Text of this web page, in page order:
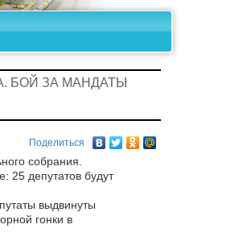
БОЙ ЗА МАНДАТЫ
Поделиться
собрания.
25 депутатов будут
выдвинуты
гонки в